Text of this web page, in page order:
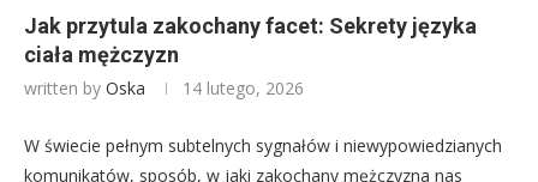
Jak przytula zakochany facet: Sekrety języka
ciała mężczyzn
written by Oska 14 lutego, 2026
W świecie pełnym subtelnych sygnałów i niewypowiedzianych
komunikatów, sposób, w jaki zakochany mężczyzna nas